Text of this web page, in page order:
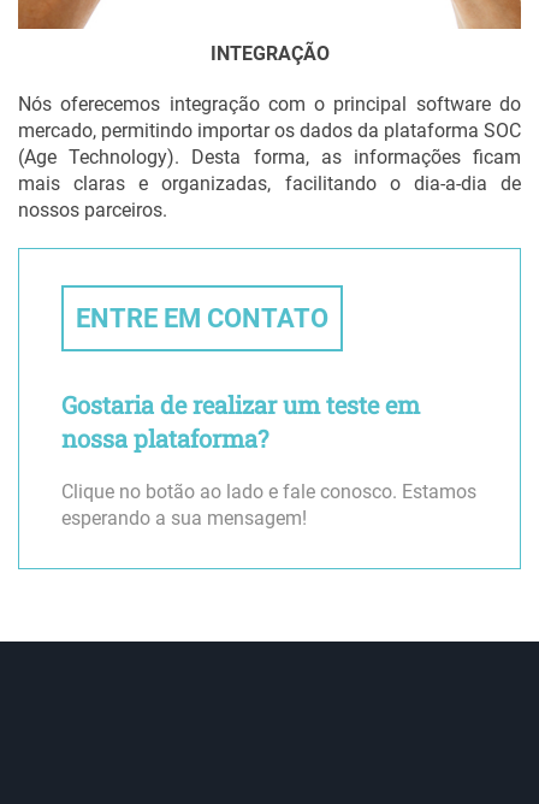
INTEGRAÇÃO
Nós oferecemos integração com o principal software do
mercado, permitindo importar os dados da plataforma SOC
(Age Technology). Desta forma, as informações ficam
mais claras e organizadas, facilitando o dia-a-dia de
nossos parceiros.
ENTRE EM CONTATO
Gostaria de realizar um teste em
nossa plataforma?
Clique no botão ao lado e fale conosco. Estamos
esperando a sua mensagem!